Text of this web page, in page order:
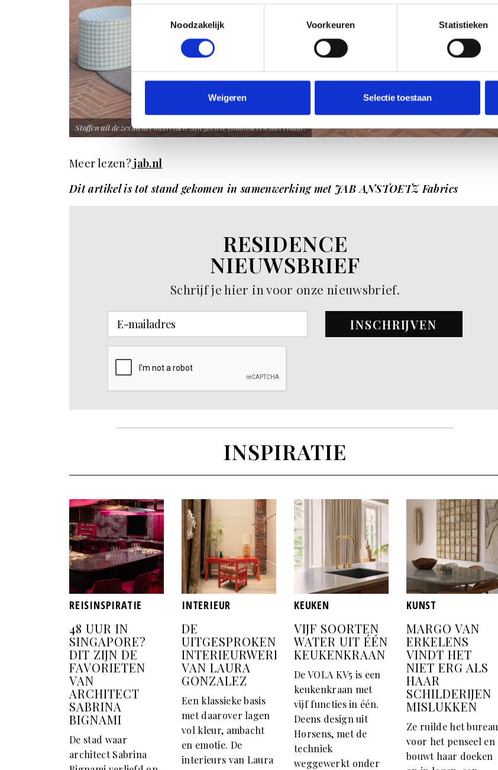
Toestemmingsselectie
Noodzakelijk
Voorkeuren Statistieken
Weigeren Selectie toestaan
Stoffen uit de zes kleurenwerelden zijn goed te combineren met elkaar.
Meer lezen? jab.nl
Dit artikel is tot stand gekomen in samenwerking met JAB ANSTOETZ Fabrics
RESIDENCE
NIEUWSBRIEF
Schrijf je hier in voor onze nieuwsbrief.
INSCHRIJVEN
INSPIRATIE
REISINSPIRATIE
48 UUR IN
SINGAPORE?
DIT ZIJN DE
FAVORIETEN
VAN
ARCHITECT
SABRINA
BIGNAMI
De stad waar
architect Sabrina
INTERIEUR
DE
UITGESPROKEN
INTERIEURWERELD
VAN LAURA
GONZALEZ
Een klassieke basis
met daarover lagen
vol kleur, ambacht
en emotie. De
interieurs van Laura
KEUKEN
VIJF SOORTEN
WATER UIT ÉÉN
KEUKENKRAAN
De VOLA KV5 is een
keukenkraan met
vijf functies in één.
Deens design uit
Horsens, met de
techniek
weggewerkt onder
KUNST
MARGO VAN
ERKELENS
VINDT HET
NIET ERG ALS
HAAR
SCHILDERIJEN
MISLUKKEN
Ze ruilde het bureau
voor het penseel en
bouwt haar doeken